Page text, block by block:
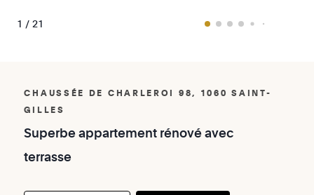
1 / 21
CHAUSSÉE DE CHARLEROI 98, 1060 SAINT-
GILLES
Superbeappartement rénovéavec
terrasse